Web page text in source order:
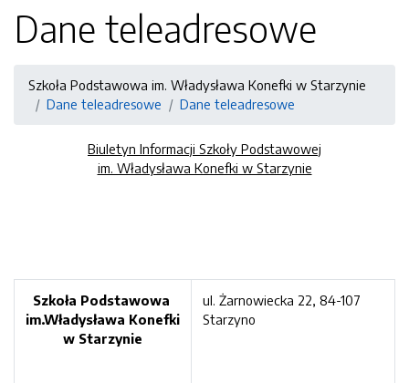
Dane teleadresowe
Szkoła Podstawowa im. Władysława Konefki w Starzynie
Dane teleadresowe
Dane teleadresowe
Biuletyn Informacji Szkoły Podstawowej
im. Władysława Konefki w Starzynie
Szkoła Podstawowa
im.Władysława Konefki
w Starzynie
ul. Żarnowiecka 22, 84-107
Starzyno